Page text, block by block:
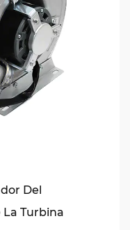
Del
Turbina